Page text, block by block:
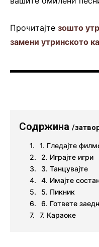
Прочитајте зошто
замени утринското
Содржина /
1. Гледајте
2. Играјте игри
3. Танцувајте
4. Имајте
5. Пикник
6. Гответе
7. Караоке